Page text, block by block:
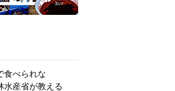
食べられな
水産省が教える